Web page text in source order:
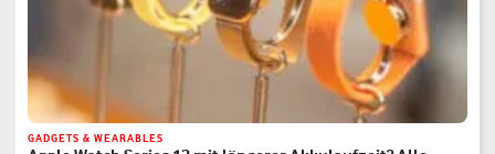
GADGETS & WEARABLES